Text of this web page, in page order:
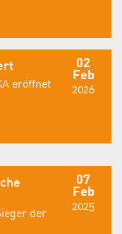
02
Feb
2026
eröffnet
07
Feb
2025
der